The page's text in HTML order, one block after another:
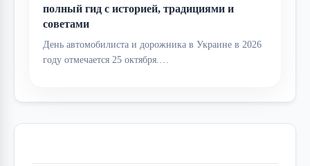
полный гид с историей, традициями и
советами
День автомобилиста и дорожника в Украине в 2026
году отмечается 25 октября.…